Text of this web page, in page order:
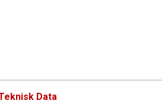
Data